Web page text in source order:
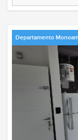
Departamento